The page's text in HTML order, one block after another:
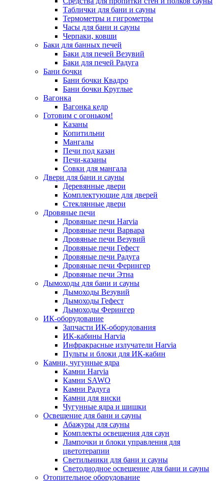
Таблички для бани и сауны
Термометры и гигрометры
Часы для бани и сауны
Черпаки, ковши
Баки для банных печей
Баки для печей Везувий
Баки для печей Радуга
Бани бочки
Бани бочки Квадро
Бани бочки Круглые
Вагонка
Вагонка кедр
Готовим с огоньком!
Казаны
Копитильни
Мангалы
Печи под казан
Печи-казаны
Совки для мангала
Двери для бани и сауны
Деревянные двери
Комплектующие для дверей
Стеклянные двери
Дровяные печи
Дровяные печи Harvia
Дровяные печи Варвара
Дровяные печи Везувий
Дровяные печи Гефест
Дровяные печи Радуга
Дровяные печи Ферингер
Дровяные печи Этна
Дымоходы для бани и сауны
Дымоходы Везувий
Дымоходы Гефест
Дымоходы Ферингер
ИК-оборудование
Запчасти ИК-оборудования
ИК-кабины Harvia
Инфракрасные излучатели Harvia
Пульты и блоки для ИК-кабин
Камни, чугунные ядра
Камни Harvia
Камни SAWO
Камни Радуга
Камни для виски
Чугунные ядра и шишки
Освещение для бани и сауны
Абажуры для сауны
Комплекты освещения для саун
Лампочки и блоки управления для
цветотерапии
Светильники для бани и сауны
Светодиодное освещение для бани и сауны
Отопительное оборудование